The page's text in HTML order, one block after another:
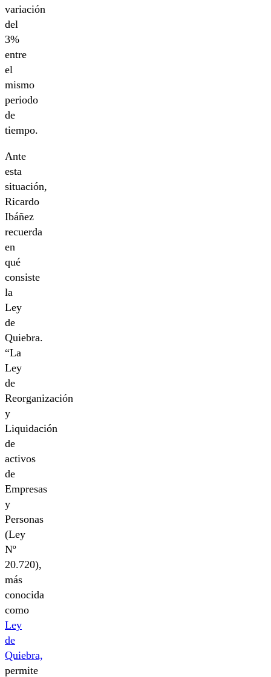
variación
del
3%
entre
el
mismo
periodo
de
tiempo.
Ante
esta
situación,
Ricardo
Ibáñez
recuerda
en
qué
consiste
la
Ley
de
Quiebra.
“La
Ley
de
Reorganización
y
Liquidación
de
activos
de
Empresas
y
Personas
(Ley
Nº
20.720),
más
conocida
como
Ley
de
Quiebra,
permite